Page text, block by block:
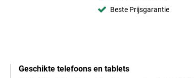
Beste Prijsgarantie
Geschikte telefoons en tablets